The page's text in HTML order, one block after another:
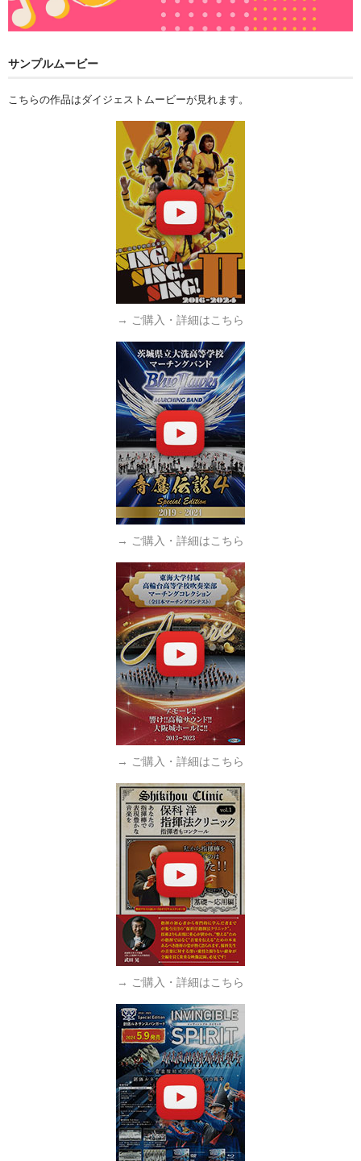
サンプルムービー
こちらの作品はダイジェストムービーが見れます。
→ ご購入・詳細はこちら
→ ご購入・詳細はこちら
→ ご購入・詳細はこちら
→ ご購入・詳細はこちら